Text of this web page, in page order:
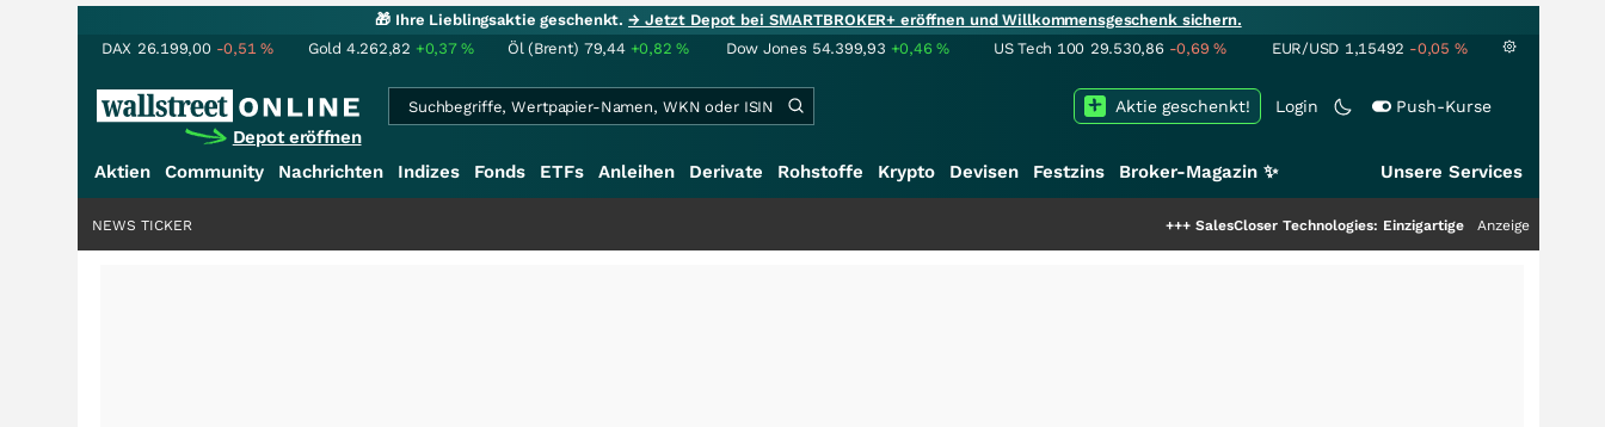
🎁 Ihre Lieblingsaktie geschenkt.→ Jetzt Depot bei SMARTBROKER+ eröffnen und Willkommensgeschenk sichern.
DAX 26.199,00 -0,51% Gold 4.262,82 +0,37% Öl (Brent) 79,44 +0,82% Dow Jones 54.399,93 +0,46% US Tech 100 29.530,86 -0,69% EUR/USD 1,15492 -0,05 %
Depot eröffnen
Login Push-Kurse
Aktie geschenkt!
Aktien Community Nachrichten Indizes Fonds ETFs Anleihen Derivate Rohstoffe Krypto Devisen Festzins Broker-Magazin ✨ Unsere Services
SalesCloser Technologies: Einzigartige Leistung zieht die Top-Dogs an!
Anzeige
NEWS TICKER